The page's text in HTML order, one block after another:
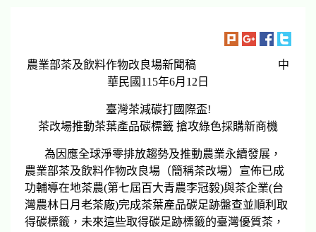
農業部茶及飲料作物改良場新聞稿 中
華民國115年6月12日
臺灣茶減碳打國際盃!
茶改場推動茶葉產品碳標籤 搶攻綠色採購新商機
為因應全球淨零排放趨勢及推動農業永續發展，
農業部茶及飲料作物改良場（簡稱茶改場）宣佈已成
功輔導在地茶農(第七屆百大青農李冠毅)與茶企業(台
灣農林日月老茶廠)完成茶葉產品碳足跡盤查並順利取
得碳標籤，未來這些取得碳足跡標籤的臺灣優質茶，